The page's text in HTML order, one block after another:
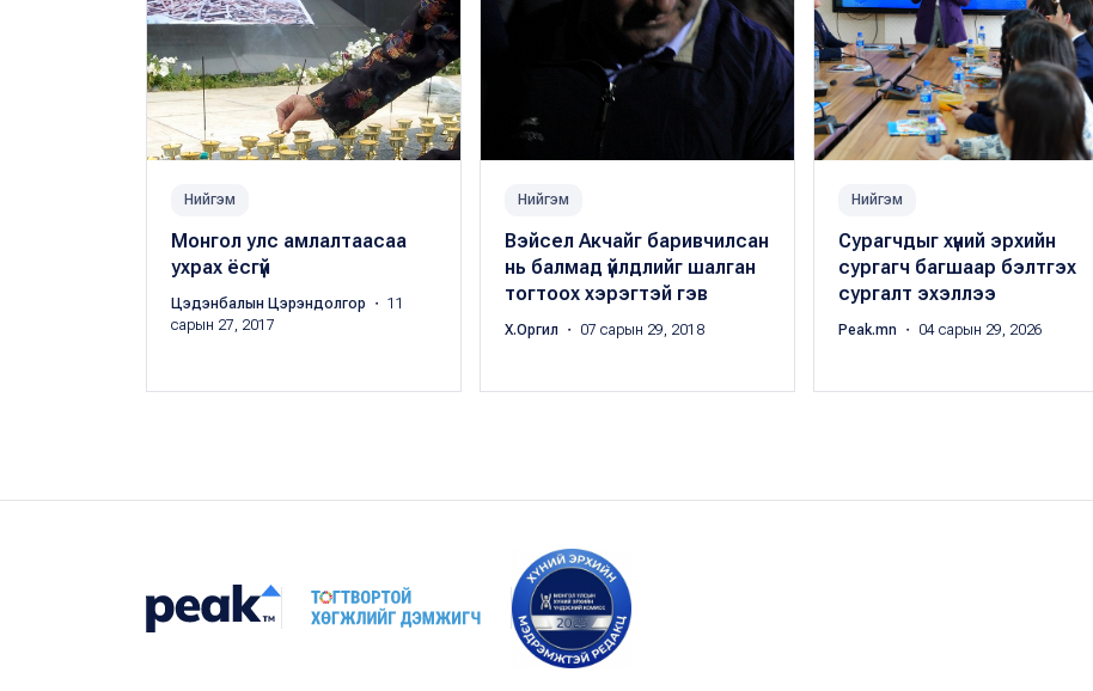
Нийгэм
Монгол улс амлалтаасаа
ухрах ёсгүй
Цэдэнбалын Цэрэндолгор
・ 11
сарын 27, 2017
Нийгэм
Вэйсел Акчайг баривчилсан
нь балмад үйлдлийг шалган
тогтоох хэрэгтэй гэв
Х.Оргил ・ 07 сарын 29, 2018
Нийгэм
Сурагчдыг хүний эрхийн
сургагч багшаар бэлтгэх
сургалт эхэллээ
Peak.mn ・ 04 сарын 29, 2026